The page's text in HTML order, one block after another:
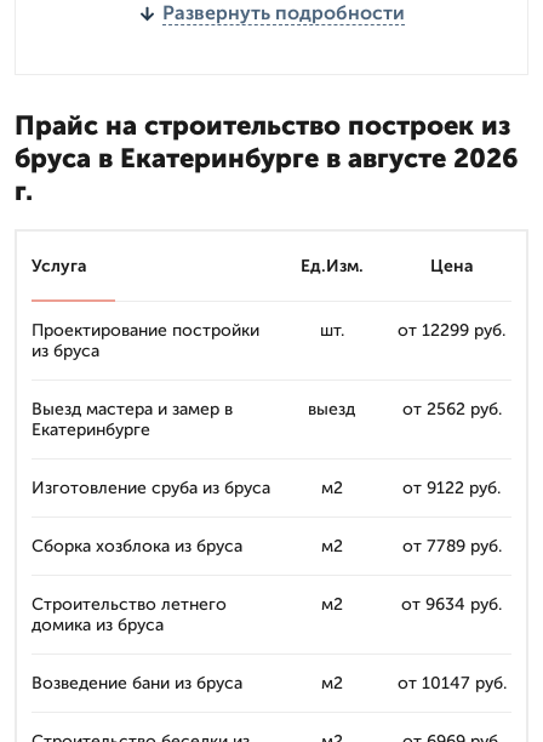
Развернуть подробности
Прайс на строительство построек из
бруса в Екатеринбурге в августе 2026
г.
Услуга Ед.Изм. Цена
Проектирование постройки
из бруса
шт. от 12299 руб.
Выезд мастера и замер в
Екатеринбурге
выезд от 2562 руб.
Изготовление сруба из бруса м2 от 9122 руб.
Сборка хозблока из бруса м2 от 7789 руб.
Строительство летнего
домика из бруса
м2 от 9634 руб.
Возведение бани из бруса м2 от 10147 руб.